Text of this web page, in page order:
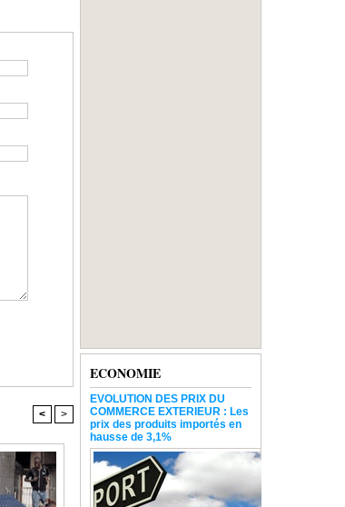
< >
ECONOMIE
EVOLUTION DES PRIX DU
COMMERCE EXTERIEUR : Les
prix des produits importés en
hausse de 3,1%